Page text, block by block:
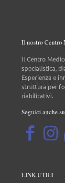
Il nostro Centro
Il Centro
specialistica,
Esperienza e
struttura per
riabilitativi.
Seguici anche
LINK UTILI